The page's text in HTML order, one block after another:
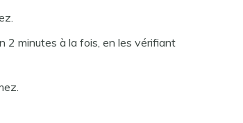
2 minutes à la fois, en les vérifiant